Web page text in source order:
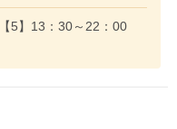
】13：30～22：00